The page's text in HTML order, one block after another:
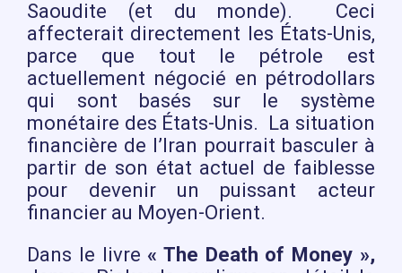
Saoudite (et du monde). Ceci
affecterait directement les États-Unis,
parce que tout le pétrole est
actuellement négocié en pétrodollars
qui sont basés sur le système
monétaire des États-Unis. La situation
financière de l’Iran pourrait basculer à
partir de son état actuel de faiblesse
pour devenir un puissant acteur
financier au Moyen-Orient.
Dans le livre « The Death of Money »,